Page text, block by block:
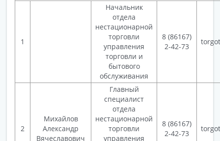
1
Начальник
отдела
нестационарной
торговли
управления
торговли и
бытового
обслуживания
8 (86167)
2-42-73
2
Михайлов
Александр
Вячеславович
Главный
специалист
отдела
нестационарной
торговли
управления
8 (86167)
2-42-73